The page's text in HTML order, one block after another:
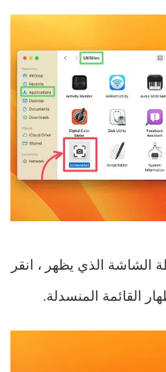
الشاشة الذي يظهر ، انقر
القائمة المنسدلة.